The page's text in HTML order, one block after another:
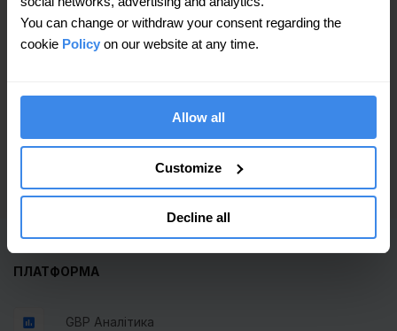
You can change or withdraw your consent regarding the
cookie Policy on our website at any time.
Allow all
Customize
Decline all
точки згідно координат, точки
затвержені та розміщені на
платформі Google Maps.
рекомендуємо партнера Getpin."
ПЛАТФОРМА
GBP Аналітика